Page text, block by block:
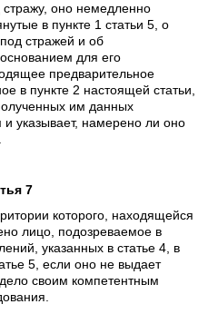
оно немедленно
в пункте 1 статьи 5, о
стражей и об
для его
предварительное
в пункте 2 настоящей статьи,
им данных
указывает, намерено ли оно
7
которого, находящейся
лицо, подозреваемое в
указанных в статье 4, в
5, если оно не выдает
своим компетентным